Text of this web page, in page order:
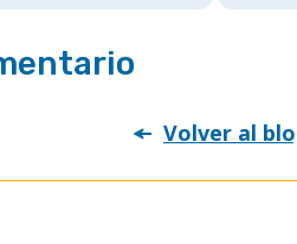
Volver al